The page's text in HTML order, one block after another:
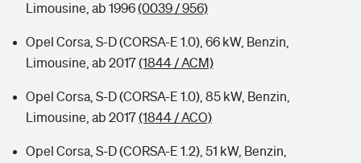
Limousine, ab 1996(0039 / 956)
Opel Corsa, S-D (CORSA-E 1.0), 66 kW, Benzin,
Limousine, ab 2017(1844 / ACM)
Opel Corsa, S-D (CORSA-E 1.0), 85 kW, Benzin,
Limousine, ab 2017(1844 / ACO)
Opel Corsa, S-D (CORSA-E 1.2), 51 kW, Benzin,